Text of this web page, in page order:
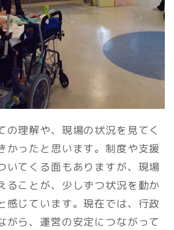
の理解や、現場の状況を見てく
かったと思います。制度や支援
いてくる面もありますが、現場
ることが、少しずつ状況を動か
感じています。現在では、行政
がら、運営の安定につながって